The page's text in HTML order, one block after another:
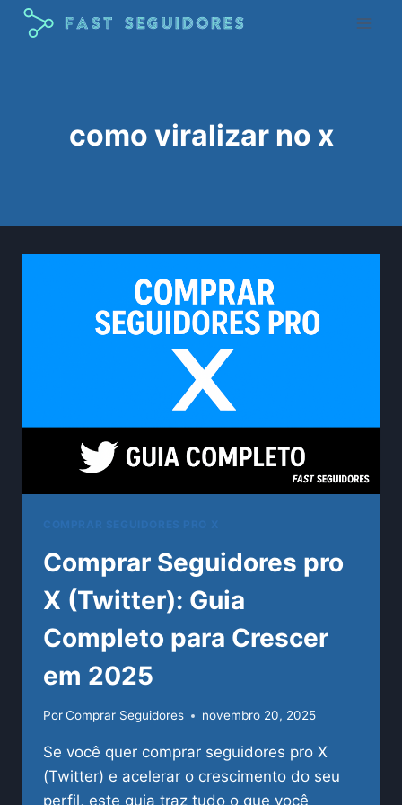
Pular
para
como viralizar no x
Comprar Seguidores pro
X (Twitter): Guia
Completo para Crescer
em 2025
PorComprar Seguidores novembro 20, 2025
Se você quer comprar seguidores pro X
(Twitter) e acelerar o crescimento do seu
perfil, este guia traz tudo o que você